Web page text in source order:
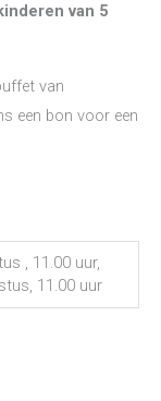
kinderen van 5
van
een bon voor een
, 11.00 uur,
11.00 uur